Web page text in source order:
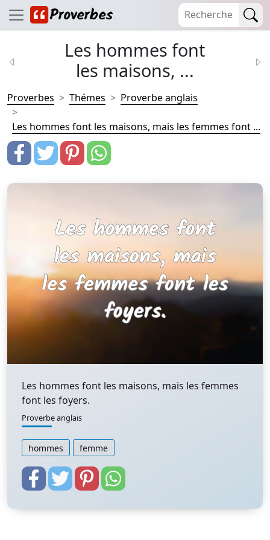
Les hommes font
les maisons, ...
Proverbes Thémes Proverbe anglais
Les hommes font les maisons, mais les femmes font ...
Les hommes font les maisons, mais les femmes
font les foyers.
Proverbe anglais
hommes femme